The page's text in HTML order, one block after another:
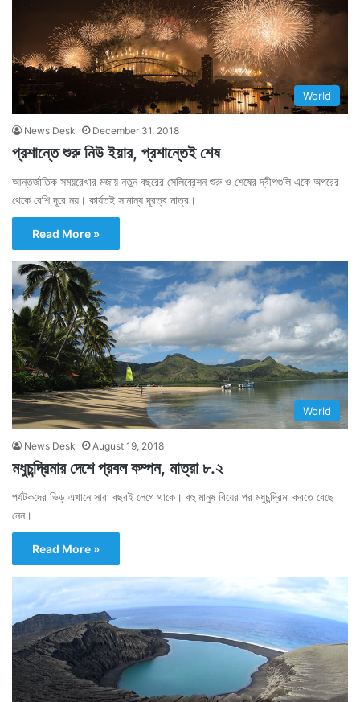
World
News Desk December 31, 2018
প্রশান্তে শুরু নিউ ইয়ার, প্রশান্তেই শেষ
আন্তর্জাতিক সময়রেখার মজায় নতুন বছরের সেলিব্রেশন শুরু ও শেষের দ্বীপগুলি একে অপরের
থেকে বেশি দূরে নয়। কার্যতই সামান্য দূরত্ব মাত্র।
Read More »
World
News Desk August 19, 2018
মধুচন্দ্রিমার দেশে প্রবল কম্পন, মাত্রা ৮.২
পর্যটকদের ভিড় এখানে সারা বছরই লেগে থাকে। বহু মানুষ বিয়ের পর মধুচন্দ্রিমা করতে বেছে
নেন।
Read More »